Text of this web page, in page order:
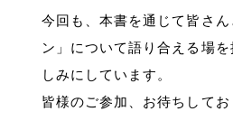
今回も、本書を通じて皆さ
ン」について語り合える場
しみにしています。
皆様のご参加、お待ちしてお